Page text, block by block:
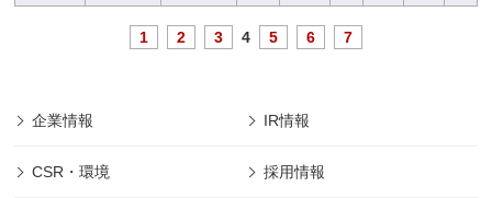
1 2 3 4 5 6 7
企業情報 IR情報
CSR・環境 採用情報